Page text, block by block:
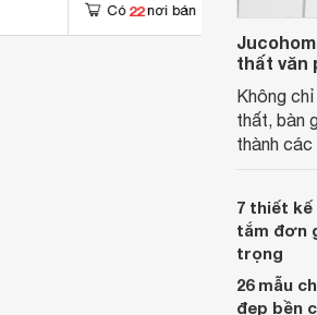
Có 22 nơi bán
thất văn
Không
thất, bàn
thành các
7 thiết
tắm đơn
trọng
26 mẫu
đẹp bền